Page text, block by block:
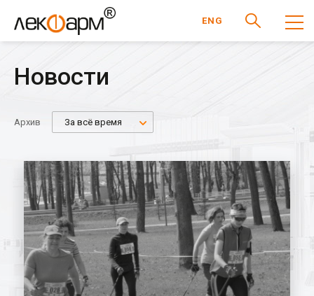
ENG
Новости
Архив За всё время